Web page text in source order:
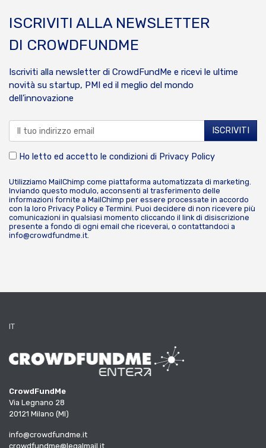
ISCRIVITI ALLA NEWSLETTER
DI CROWDFUNDME
Iscriviti alla newsletter di CrowdFundMe e ricevi le ultime
novità su startup, PMI ed il meglio del mondo
dell’innovazione
Ho letto ed accetto le condizioni di Privacy Policy
Utilizziamo MailChimp come piattaforma automatizzata di marketing.
Inviando questo modulo, acconsenti al trasferimento delle
informazioni fornite a MailChimp per essere processate in accordo
con la loro Privacy Policy e Termini. Puoi decidere di non ricevere più
comunicazioni in qualsiasi momento cliccando il link di disiscrizione
presente a fondo di ogni email che riceverai, o contattandoci a
info@crowdfundme.it.
IT
CrowdFundMe
Via Legnano 28
20121 Milano (MI)
info@crowdfundme.it
crowdfundme@legalmail.it